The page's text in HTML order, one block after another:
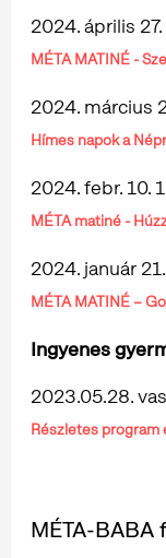
2024. április
MÉTA MATINÉ -
2024. március
Hímes napok a
2024. febr. 10.
MÉTA matiné -
2024. január
MÉTA MATINÉ –
Ingyenes
2023.05.28.
Részletes program
MÉTA-BABA